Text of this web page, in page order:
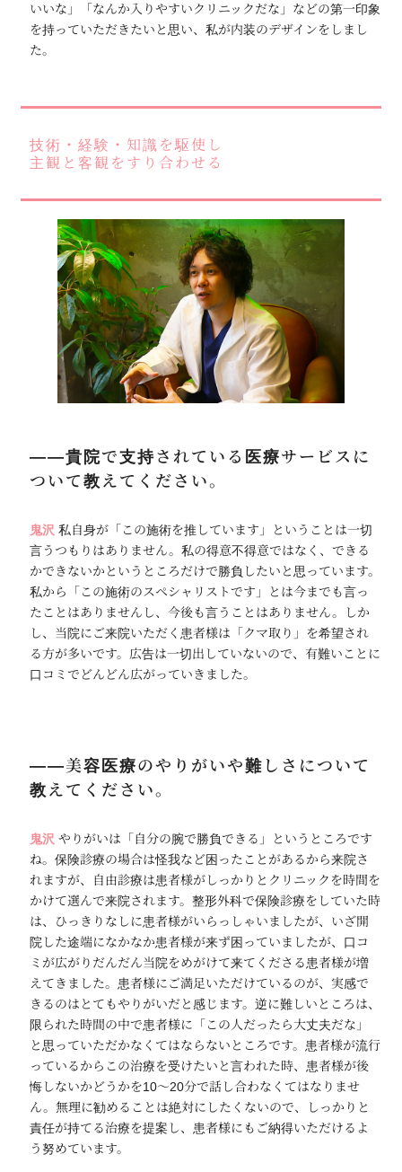
いいな」「なんか入りやすいクリニックだな」などの第一印象
を持っていただきたいと思い、私が内装のデザインをしまし
た。
技術・経験・知識を駆使し
主観と客観をすり合わせる
――貴院で支持されている医療サービスに
ついて教えてください。
鬼沢私自身が「この施術を推しています」ということは一切
言うつもりはありません。私の得意不得意ではなく、できる
かできないかというところだけで勝負したいと思っています。
私から「この施術のスペシャリストです」とは今までも言っ
たことはありませんし、今後も言うことはありません。しか
し、当院にご来院いただく患者様は「クマ取り」を希望され
る方が多いです。広告は一切出していないので、有難いことに
口コミでどんどん広がっていきました。
――美容医療のやりがいや難しさについて
教えてください。
鬼沢やりがいは「自分の腕で勝負できる」というところです
ね。保険診療の場合は怪我など困ったことがあるから来院さ
れますが、自由診療は患者様がしっかりとクリニックを時間を
かけて選んで来院されます。整形外科で保険診療をしていた時
は、ひっきりなしに患者様がいらっしゃいましたが、いざ開
院した途端になかなか患者様が来ず困っていましたが、口コ
ミが広がりだんだん当院をめがけて来てくださる患者様が増
えてきました。患者様にご満足いただけているのが、実感で
きるのはとてもやりがいだと感じます。逆に難しいところは、
限られた時間の中で患者様に「この人だったら大丈夫だな」
と思っていただかなくてはならないところです。患者様が流行
っているからこの治療を受けたいと言われた時、患者様が後
悔しないかどうかを10～20分で話し合わなくてはなりませ
ん。無理に勧めることは絶対にしたくないので、しっかりと
責任が持てる治療を提案し、患者様にもご納得いただけるよ
う努めています。